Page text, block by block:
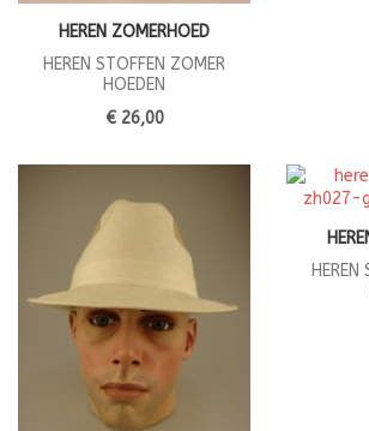
HEREN ZOMERHOED
HEREN STOFFEN ZOMER
HOEDEN
€ 26,00
HEREN